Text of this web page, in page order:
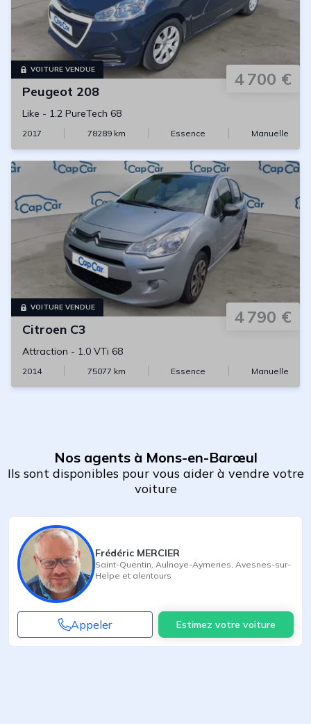
VOITURE VENDUE 4 700 €
Peugeot 208
Like - 1.2 PureTech 68
2017 78289km Essence Manuelle
VOITURE VENDUE 4 790 €
Citroen C3
Attraction - 1.0 VTi 68
2014 75077 km Essence Manuelle
Nos agents à Mons-en-Barœul
Ils sont disponibles pour vous aider à vendre votre
voiture
Frédéric MERCIER
Saint-Quentin Aulnoye-Aymeries Avesnes-sur-
Helpe et alentours
Appeler Estimez votre voiture